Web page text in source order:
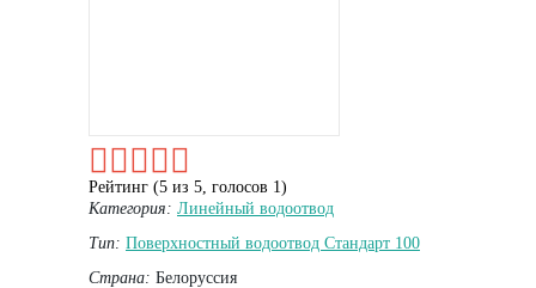
Рейтинг (5 из 5, голосов 1)
Категория: Линейный водоотвод
Тип: Поверхностный водоотвод Стандарт 100
Страна: Белоруссия